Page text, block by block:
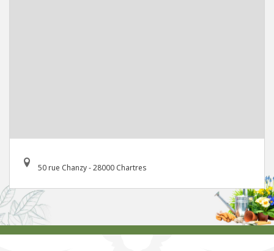
50 rue Chanzy - 28000 Chartres